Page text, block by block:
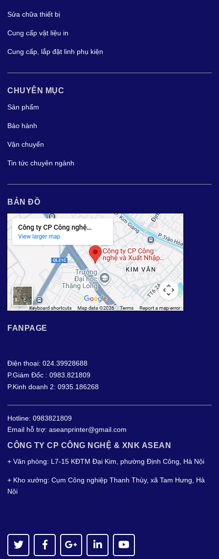
Sửa chữa thiết bị
Cung cấp vật liệu in
Cung cấp, lắp đặt linh phụ kiện
CHUYÊN MỤC
Sản phẩm
Bảo hành
Vận chuyển
Tin tức chuyên ngành
BẢN ĐỒ
FANPAGE
Điện thoại: 024.39928688
P.Giám Đốc : 0983.821809
P.Kinh doanh 2: 0935.186268
Hotline: 0983821809
Email hỗ trợ: aseanprinter@gmail.com
CÔNG TY CP CÔNG NGHỆ & XNK ASEAN
+ Văn phòng: L7-15 KĐTM Đại Kim, phường Định Công, Hà Nội
+ Kho xưởng: Cụm Công nghiệp Thanh Thùy, xã Tam Hưng, Hà
Nội